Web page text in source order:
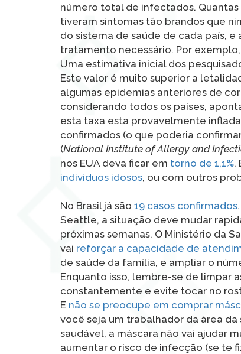
número total de infectados.
tiveram sintomas tão brandos que
do sistema de saúde de cada país,
tratamento necessário. Por
Uma estimativa inicial dos
Este valor é muito superior a
algumas epidemias anteriores de
considerando todos os países,
esta taxa esta provavelmente
confirmados (o que poderia
(National Institute of Allergy and
nos EUA deva ficar em torno de 1,1%.
indivíduos idosos, ou com outros
No Brasil já são 19 casos confirmados
Seattle, a situação deve mudar
próximas semanas. O Ministério da
vai reforçar a capacidade de
de saúde da família, e ampliar o
Enquanto isso, lembre-se de limpar
constantemente e evite tocar no
E não se preocupe em comprar
você seja um trabalhador da área da
saudável, a máscara não vai ajudar
aumentar o risco de infecção (se te